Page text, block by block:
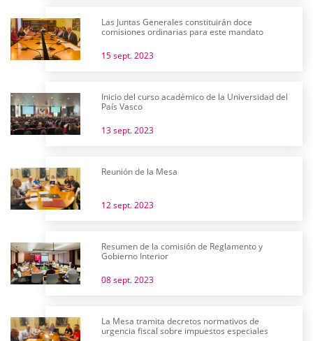
Las Juntas Generales constituirán doce
comisiones ordinarias para este mandato
15 sept. 2023
Inicio del curso académico de la Universidad del
País Vasco
13 sept. 2023
Reunión de la Mesa
12 sept. 2023
Resumen de la comisión de Reglamento y
Gobierno Interior
08 sept. 2023
La Mesa tramita decretos normativos de
urgencia fiscal sobre impuestos especiales